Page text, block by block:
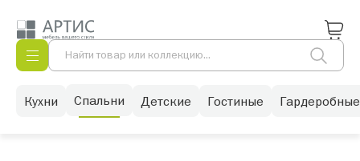
Кухни Спальни Детские Гостиные Гардеробные